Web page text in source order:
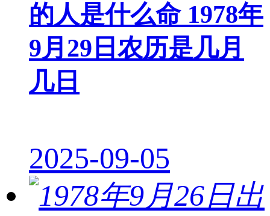
的人是什么命 1978年
9月29日农历是几月
几日
2025-09-05